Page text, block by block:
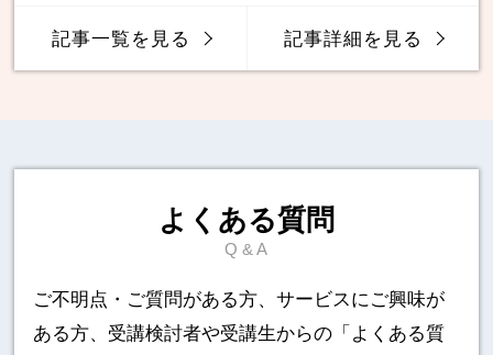
記事一覧を見る 記事詳細を見る
よくある質問
Q & A
ご不明点・ご質問がある方、サービスにご興味が
ある方、 受講検討者や受講生からの「よくある質